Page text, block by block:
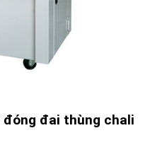
đai thùng chali